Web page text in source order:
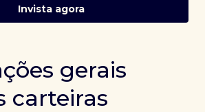
Invista agora
gerais
carteiras